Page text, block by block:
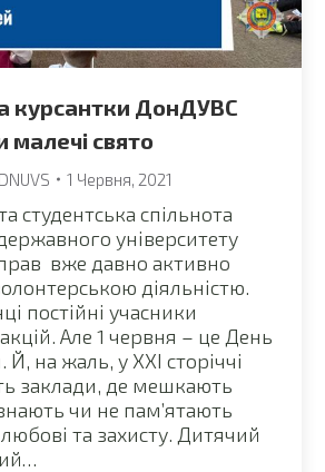
курсантки ДонДУВС
малечі свято
DNUVS 1 Червня, 2021
студентська спільнота
університету
вже давно активно
діяльністю.
постійні учасники
Але 1 червня – це День
Й, на жаль, у ХХІ сторіччі
заклади, де мешкають
чи не пам’ятають
любові та захисту. Дитячий